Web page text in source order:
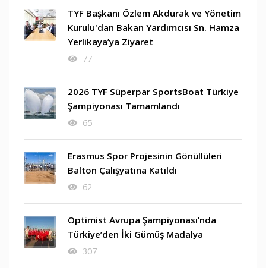
TYF Başkanı Özlem Akdurak ve Yönetim
Kurulu'dan Bakan Yardımcısı Sn. Hamza
Yerlikaya’ya Ziyaret
77
2026 TYF Süperpar SportsBoat Türkiye
Şampiyonası Tamamlandı
65
Erasmus Spor Projesinin Gönüllüleri
Balton Çalışyatına Katıldı
62
Optimist Avrupa Şampiyonası’nda
Türkiye’den İki Gümüş Madalya
307